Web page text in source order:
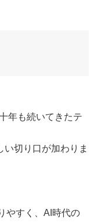
年も続いてきたテ
い切り口が加わりま
やすく、AI時代の